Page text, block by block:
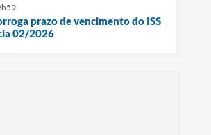
prazo de vencimento do ISS
02/2026